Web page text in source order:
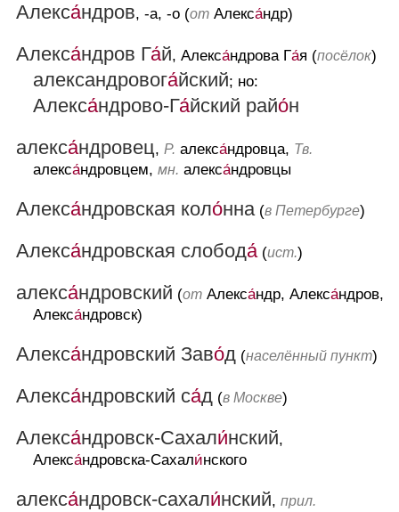
Алекса́ндров, -а, -о (от Алекса́ндр)
Алекса́ндров Га́й, Алекса́ндрова Га́я (посёлок)
александровога́йский; но:
Алекса́ндрово-Га́йский райо́н
алекса́ндровец, Р. алекса́ндровца, Тв.
алекса́ндровцем, мн. алекса́ндровцы
Алекса́ндровская коло́нна(в Петербурге)
Алекса́ндровская слобода́(ист.)
алекса́ндровский (от Алекса́ндр, Алекса́ндров,
Алекса́ндровск)
Алекса́ндровский Заво́д (населённый пункт)
Алекса́ндровский са́д (в Москве)
Алекса́ндровск-Сахали́нский,
Алекса́ндровска-Сахали́нского
алекса́ндровск-сахали́нский, прил.